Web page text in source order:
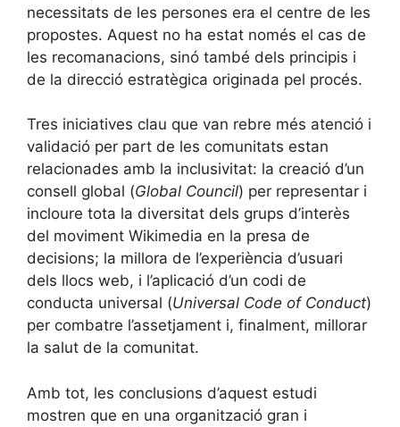
necessitats de les persones era el centre de les
propostes. Aquest no ha estat només el cas de
les recomanacions, sinó també dels principis i
de la direcció estratègica originada pel procés.
Tres iniciatives clau que van rebre més atenció i
validació per part de les comunitats estan
relacionades amb la inclusivitat: la creació d’un
consell global (Global Council) per representar i
incloure tota la diversitat dels grups d’interès
del moviment Wikimedia en la presa de
decisions; la millora de l’experiència d’usuari
dels llocs web, i l’aplicació d’un codi de
conducta universal (Universal Code of Conduct)
per combatre l’assetjament i, finalment, millorar
la salut de la comunitat.
Amb tot, les conclusions d’aquest estudi
mostren que en una organització gran i